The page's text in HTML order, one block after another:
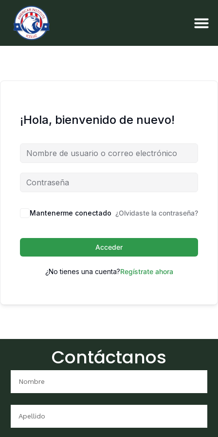
¡Hola, bienvenido de nuevo!
Mantenerme conectado ¿Olvidaste la contraseña?
Acceder
¿No tienes una cuenta?Regístrate ahora
Contáctanos